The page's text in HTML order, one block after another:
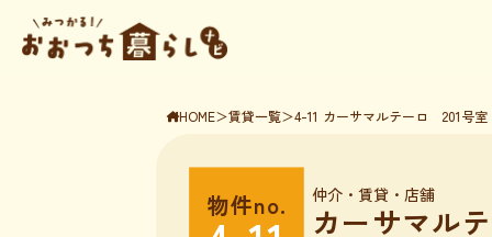
HOME＞賃貸一覧＞4-11 カーサマルテーロ 201号室
物件no. 仲介 ・賃貸・店舗
カーサマル